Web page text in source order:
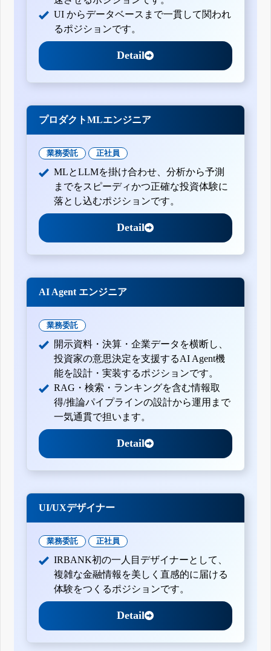
UI からデータベースまで一貫して関われ
るポジションです。
Detail
プロダクトMLエンジニア
業務委託 正社員
MLとLLMを掛け合わせ、分析から予測
までをスピーディかつ正確な投資体験に
落とし込むポジションです。
Detail
AI Agent エンジニア
業務委託
開示資料・決算・企業データを横断し、
投資家の意思決定を支援するAI Agent機
能を設計・実装するポジションです。
RAG・検索・ランキングを含む情報取
得/推論パイプラインの設計から運用まで
一気通貫で担います。
Detail
UI/UXデザイナー
業務委託 正社員
IRBANK初の一人目デザイナーとして、
複雑な金融情報を美しく直感的に届ける
体験をつくるポジションです。
Detail